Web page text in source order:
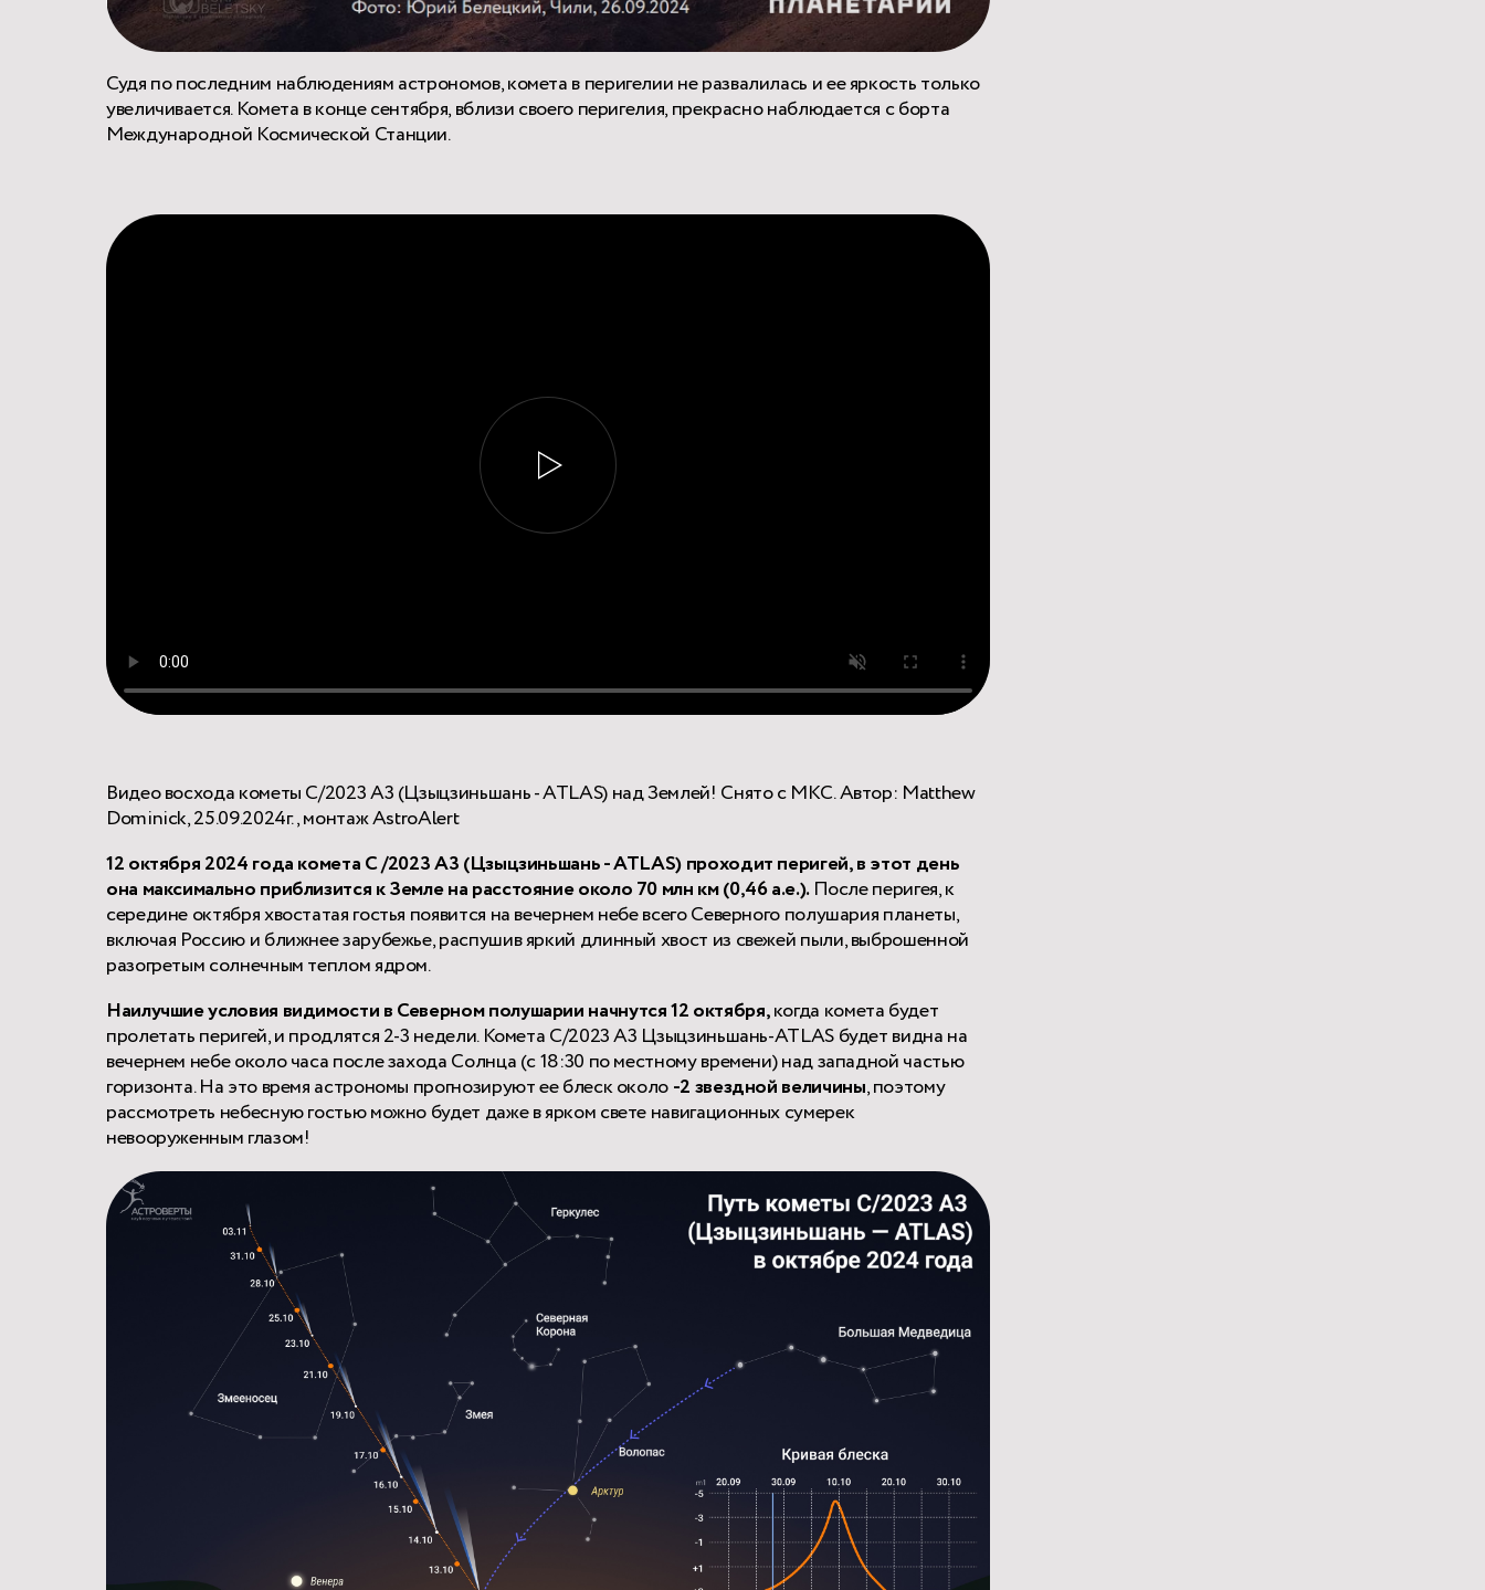
Судя по последним наблюдениям астрономов, комета в перигелии не развалилась и ее яркость только
увеличивается. Комета в конце сентября, вблизи своего перигелия, прекрасно наблюдается с борта
Международной Космической Станции.
Play
Видео восхода кометы C/2023 A3 (Цзыцзиньшань - ATLAS) над Землей! Снято с МКС. Автор: Matthew
Dominick, 25.09.2024г., монтаж AstroAlert
12 октября 2024 года комета C /2023 A3 (Цзыцзиньшань - ATLAS) проходит перигей, в этот день
она максимально приблизится к Земле на расстояние около 70 млн км (0,46 а.е.).После перигея, к
середине октября хвостатая гостья появится на вечернем небе всего Северного полушария планеты,
включая Россию и ближнее зарубежье, распушив яркий длинный хвост из свежей пыли, выброшенной
разогретым солнечным теплом ядром.
Наилучшие условия видимости в Северном полушарииначнутся12 октября,когда комета будет
пролетать перигей, и продлятся 2-3 недели. Комета C/2023 A3 Цзыцзиньшань-ATLAS будет видна на
вечернем небе около часа после захода Солнца (с 18:30 по местному времени) над западной частью
горизонта. На это время астрономы прогнозируют ее блеск около-2 звездной величины, поэтому
рассмотреть небесную гостью можно будет даже в ярком свете навигационных сумерек
невооруженным глазом!